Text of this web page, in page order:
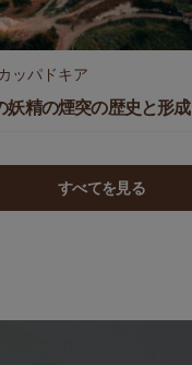
カッパドキア
妖精の煙突の歴史と形成
すべてを見る